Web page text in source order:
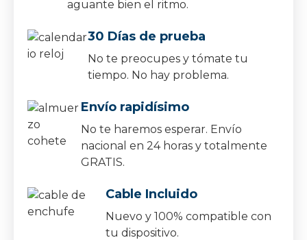
aguante bien el ritmo.
30 Días de prueba
No te preocupes y tómate tu
tiempo. No hay problema.
Envío rapidísimo
No te haremos esperar. Envío
nacional en 24 horas y totalmente
GRATIS.
Cable Incluido
Nuevo y 100% compatible con
tu dispositivo.